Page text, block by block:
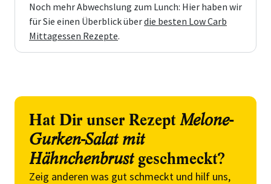
Noch mehr Abwechslung zum Lunch: Hier haben wir
für Sie einen Überblick überdie besten Low Carb
Mittagessen Rezepte.
Hat Dir unser Rezept Melone-
Gurken-Salat mit
Hähnchenbrustgeschmeckt?
Zeig anderen was gut schmeckt und hilf uns,